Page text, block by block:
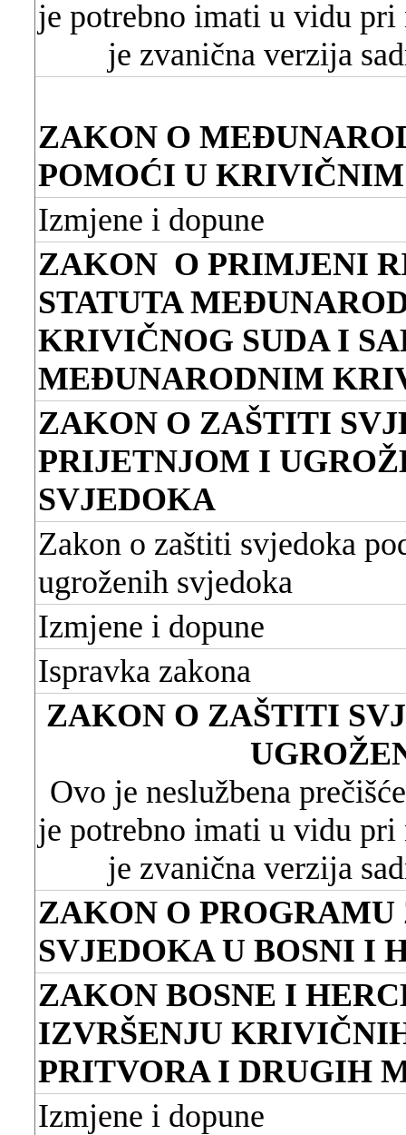
je potrebno imati u vidu
je zvanična verzija
ZAKON O
POMOĆI U
Izmjene i dopune
ZAKON O PRIMJENI
STATUTA
KRIVIČNOG SUDA I
MEĐUNARODNIM
ZAKON O ZAŠTITI
PRIJETNJOM I
SVJEDOKA
Zakon o zaštiti svjedoka
ugroženih svjedoka
Izmjene i dopune
Ispravka zakona
ZAKON O ZAŠTITI
Ovo je neslužbena
je potrebno imati u vidu
je zvanična verzija
ZAKON O
SVJEDOKA U BOSNI I
ZAKON BOSNE I
IZVRŠENJU
PRITVORA I DRUGIH
Izmjene i dopune